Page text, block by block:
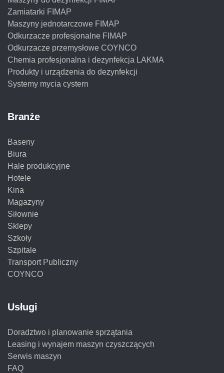
Zamiatarki FIMAP
Maszyny jednotarczowe FIMAP
Odkurzacze profesjonalne FIMAP
Odkurzacze przemysłowe COYNCO
Chemia profesjonalna i dezynfekcja LAKMA
Produkty i urządzenia do dezynfekcji
Systemy mycia cystern
Branże
Baseny
Biura
Hale produkcyjne
Hotele
Kina
Magazyny
Siłownie
Sklepy
Szkoły
Szpitale
Transport Publiczny
COYNCO
Usługi
Doradztwo i planowanie sprzątania
Leasing i wynajem maszyn czyszczących
Serwis maszyn
FAQ